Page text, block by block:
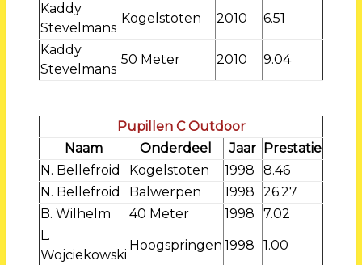
Kaddy
Stevelmans
Kogelstoten 2010 6.51
Kaddy
Stevelmans
50 Meter 2010 9.04
Pupillen C Outdoor
Naam
Onderdeel Jaar Prestatie
N. Bellefroid
Kogelstoten 1998
8.46
N. Bellefroid
Balwerpen 1998
26.27
B. Wilhelm
40 Meter 1998
7.02
L.
Wojciekowski
Hoogspringen 1998 1.00